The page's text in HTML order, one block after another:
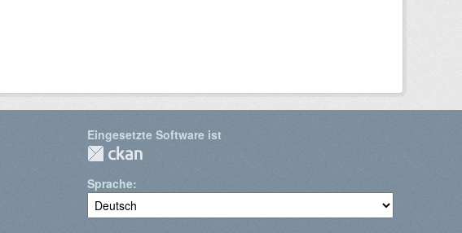
Eingesetzte Software ist
Sprache